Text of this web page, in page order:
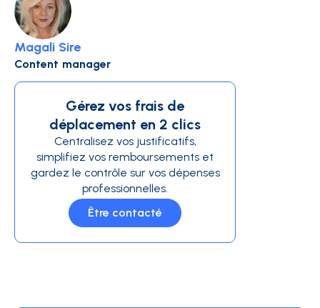
Magali Sire
Content manager
Gérez vos frais de
déplacement en 2 clics
Centralisez vos justificatifs,
simplifiez vos remboursements et
gardez le contrôle sur vos dépenses
professionnelles.
Être contacté